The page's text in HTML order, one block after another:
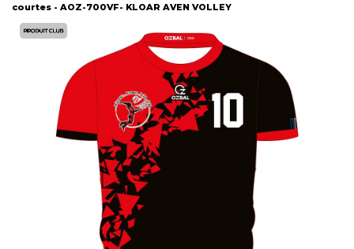
courtes - AOZ-700VF- KLOAR AVEN VOLLEY
Here